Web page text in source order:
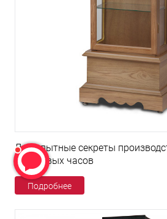
Любопытные секреты
кварцевых часов
Подробнее